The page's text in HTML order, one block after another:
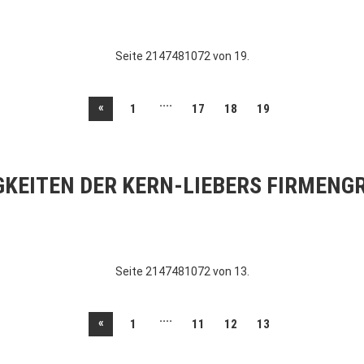
Seite 2147481072 von 19.
« 1 .... 17 18 19
DER KERN-LIEBERS
Seite 2147481072 von 13.
« 1 .... 11 12 13